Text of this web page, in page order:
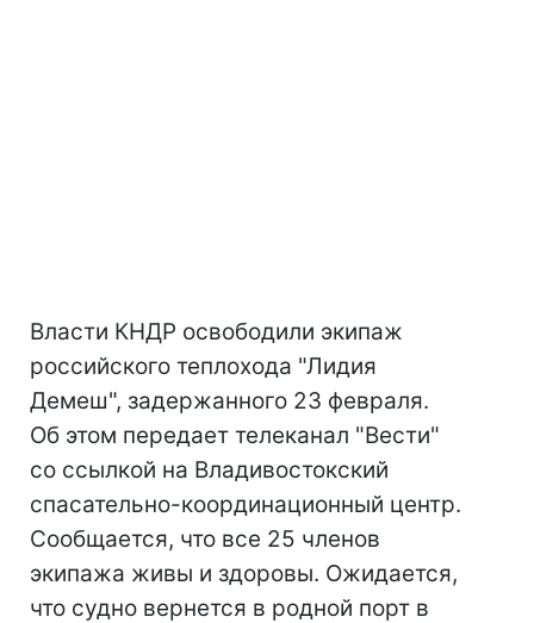
Власти КНДР освободили экипаж
российского теплохода "Лидия
Демеш", задержанного 23 февраля.
Об этом передает телеканал "Вести"
со ссылкой на Владивостокский
спасательно-координационный центр.
Сообщается, что все 25 членов
экипажа живы и здоровы. Ожидается,
что судно вернется в родной порт в